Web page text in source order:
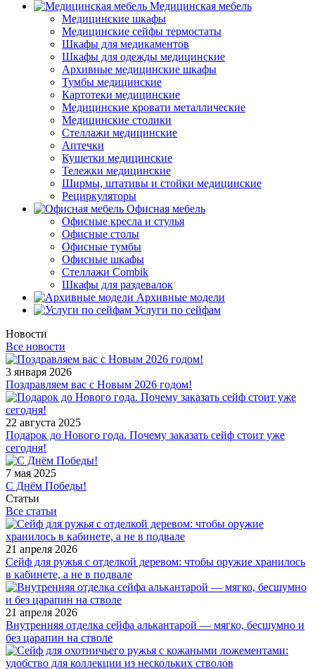
Медицинская мебель
Медицинские шкафы
Медицинские сейфы термостаты
Шкафы для медикаментов
Шкафы для одежды медицинские
Архивные медицинские шкафы
Тумбы медицинские
Картотеки медицинские
Медицинские кровати металлические
Медицинские столики
Стеллажи медицинские
Аптечки
Кушетки медицинские
Тележки медицинские
Ширмы, штативы и стойки медицинские
Рециркуляторы
Офисная мебель
Офисные кресла и стулья
Офисные столы
Офисные тумбы
Офисные шкафы
Стеллажи Combik
Шкафы для раздевалок
Архивные модели
Услуги по сейфам
Новости
Все новости
3 января 2026
Поздравляем вас с Новым 2026 годом!
22 августа 2025
Подарок до Нового года. Почему заказать сейф стоит уже
сегодня!
7 мая 2025
С Днём Победы!
Статьи
Все статьи
21 апреля 2026
Сейф для ружья с отделкой деревом: чтобы оружие хранилось
в кабинете, а не в подвале
21 апреля 2026
Внутренняя отделка сейфа алькантарой — мягко, бесшумно и
без царапин на стволе